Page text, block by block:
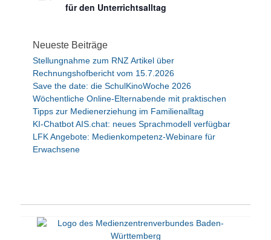
für den Unterrichtsalltag
Neueste Beiträge
Stellungnahme zum RNZ Artikel über
Rechnungshofbericht vom 15.7.2026
Save the date: die SchulKinoWoche 2026
Wöchentliche Online-Elternabende mit praktischen
Tipps zur Medienerziehung im Familienalltag
KI-Chatbot AIS.chat: neues Sprachmodell verfügbar
LFK Angebote: Medienkompetenz-Webinare für
Erwachsene